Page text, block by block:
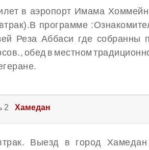
в аэропорт Имама
программе
Реза Аббаси где собранны
обед в местном
2 Хамедан
Выезд в город